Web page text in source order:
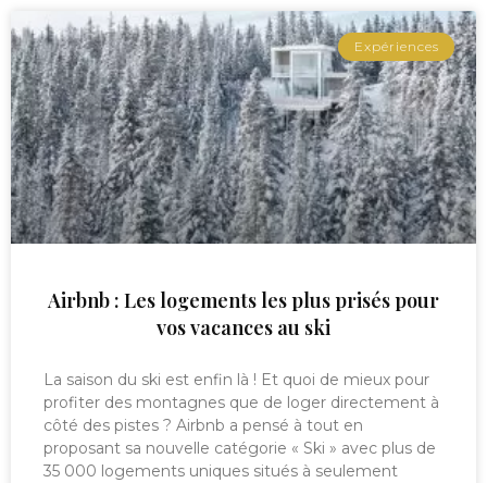
Expériences
Airbnb : Les logements les plus prisés pour
vos vacances au ski
La saison du ski est enfin là ! Et quoi de mieux pour
profiter des montagnes que de loger directement à
côté des pistes ? Airbnb a pensé à tout en
proposant sa nouvelle catégorie « Ski » avec plus de
35 000 logements uniques situés à seulement